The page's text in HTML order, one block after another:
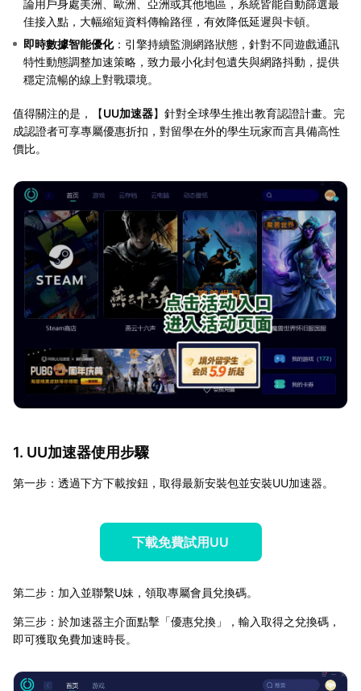
論用戶身處美洲、歐洲、亞洲或其他地區，系統皆能自動篩選最
佳接入點，大幅縮短資料傳輸路徑，有效降低延遲與卡頓。
即時數據智能優化：引擎持續監測網路狀態，針對不同遊戲通訊
特性動態調整加速策略，致力最小化封包遺失與網路抖動，提供
穩定流暢的線上對戰環境。
值得關注的是，【UU加速器】針對全球學生推出教育認證計畫。完
成認證者可享專屬優惠折扣，對留學在外的學生玩家而言具備高性
價比。
1. UU加速器使用步驟
第一步：透過下方下載按鈕，取得最新安裝包並安裝UU加速器。
下載免費試用UU
第二步：加入並聯繫U妹，領取專屬會員兌換碼。
第三步：於加速器主介面點擊「優惠兌換」，輸入取得之兌換碼，
即可獲取免費加速時長。